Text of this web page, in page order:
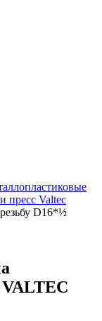
пресс Valtec
D16*½